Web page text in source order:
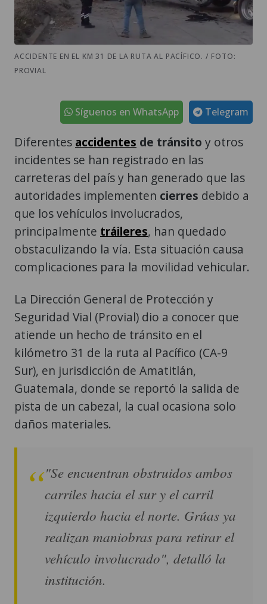
ACCIDENTE EN EL KM 31 DE LA RUTA AL PACÍFICO. / FOTO:
PROVIAL
Telegram
Síguenos en WhatsApp
Diferentes accidentes de tránsito y otros
incidentes se han registrado en las
carreteras del país y han generado que las
autoridades implementen cierres debido a
que los vehículos involucrados,
principalmente tráileres, han quedado
obstaculizando la vía. Esta situación causa
complicaciones para la movilidad vehicular.
La Dirección General de Protección y
Seguridad Vial (Provial) dio a conocer que
atiende un hecho de tránsito en el
kilómetro 31 de la ruta al Pacífico (CA-9
Sur), en jurisdicción de Amatitlán,
Guatemala, donde se reportó la salida de
pista de un cabezal, la cual ocasiona solo
daños materiales.
"Se encuentran obstruidos ambos
carriles hacia el sur y el carril
izquierdo hacia el norte. Grúas ya
realizan maniobras para retirar el
vehículo involucrado", detalló la
institución.